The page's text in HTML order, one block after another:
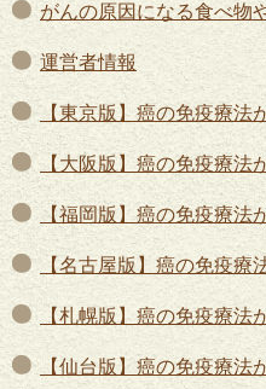
がんの原因になる食べ物
運営者情報
【東京版】癌の免疫療法
【大阪版】癌の免疫療法
【福岡版】癌の免疫療法
【名古屋版】癌の免疫療
【札幌版】癌の免疫療法
【仙台版】癌の免疫療法